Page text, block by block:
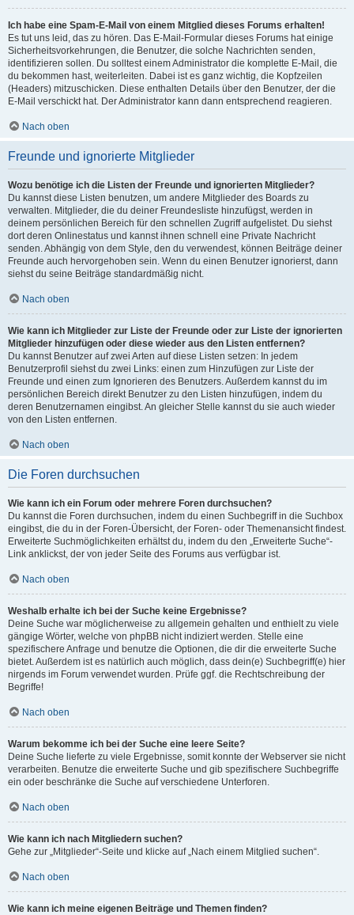
Ich habe eine Spam-E-Mail von einem Mitglied dieses Forums erhalten!
Es tut uns leid, das zu hören. Das E-Mail-Formular dieses Forums hat einige
Sicherheitsvorkehrungen, die Benutzer, die solche Nachrichten senden,
identifizieren sollen. Du solltest einem Administrator die komplette E-Mail, die
du bekommen hast, weiterleiten. Dabei ist es ganz wichtig, die Kopfzeilen
(Headers) mitzuschicken. Diese enthalten Details über den Benutzer, der die
E-Mail verschickt hat. Der Administrator kann dann entsprechend reagieren.
Nach oben
Freunde und ignorierte Mitglieder
Wozu benötige ich die Listen der Freunde und ignorierten Mitglieder?
Du kannst diese Listen benutzen, um andere Mitglieder des Boards zu
verwalten. Mitglieder, die du deiner Freundesliste hinzufügst, werden in
deinem persönlichen Bereich für den schnellen Zugriff aufgelistet. Du siehst
dort deren Onlinestatus und kannst ihnen schnell eine Private Nachricht
senden. Abhängig von dem Style, den du verwendest, können Beiträge deiner
Freunde auch hervorgehoben sein. Wenn du einen Benutzer ignorierst, dann
siehst du seine Beiträge standardmäßig nicht.
Nach oben
Wie kann ich Mitglieder zur Liste der Freunde oder zur Liste der ignorierten
Mitglieder hinzufügen oder diese wieder aus den Listen entfernen?
Du kannst Benutzer auf zwei Arten auf diese Listen setzen: In jedem
Benutzerprofil siehst du zwei Links: einen zum Hinzufügen zur Liste der
Freunde und einen zum Ignorieren des Benutzers. Außerdem kannst du im
persönlichen Bereich direkt Benutzer zu den Listen hinzufügen, indem du
deren Benutzernamen eingibst. An gleicher Stelle kannst du sie auch wieder
von den Listen entfernen.
Nach oben
Die Foren durchsuchen
Wie kann ich ein Forum oder mehrere Foren durchsuchen?
Du kannst die Foren durchsuchen, indem du einen Suchbegriff in die Suchbox
eingibst, die du in der Foren-Übersicht, der Foren- oder Themenansicht findest.
Erweiterte Suchmöglichkeiten erhältst du, indem du den „Erweiterte Suche“-
Link anklickst, der von jeder Seite des Forums aus verfügbar ist.
Nach oben
Weshalb erhalte ich bei der Suche keine Ergebnisse?
Deine Suche war möglicherweise zu allgemein gehalten und enthielt zu viele
gängige Wörter, welche von phpBB nicht indiziert werden. Stelle eine
spezifischere Anfrage und benutze die Optionen, die dir die erweiterte Suche
bietet. Außerdem ist es natürlich auch möglich, dass dein(e) Suchbegriff(e) hier
nirgends im Forum verwendet wurden. Prüfe ggf. die Rechtschreibung der
Begriffe!
Nach oben
Warum bekomme ich bei der Suche eine leere Seite?
Deine Suche lieferte zu viele Ergebnisse, somit konnte der Webserver sie nicht
verarbeiten. Benutze die erweiterte Suche und gib spezifischere Suchbegriffe
ein oder beschränke die Suche auf verschiedene Unterforen.
Nach oben
Wie kann ich nach Mitgliedern suchen?
Gehe zur „Mitglieder“-Seite und klicke auf „Nach einem Mitglied suchen“.
Nach oben
Wie kann ich meine eigenen Beiträge und Themen finden?